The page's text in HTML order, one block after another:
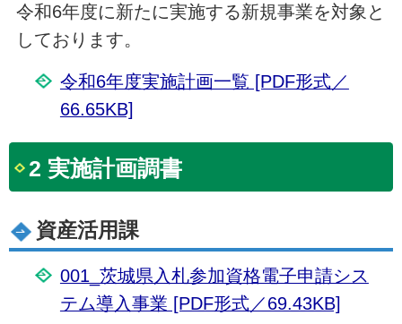
令和6年度に新たに実施する新規事業を対象と
しております。
令和6年度実施計画一覧 [PDF形式／
66.65KB]
2 実施計画調書
資産活用課
001_茨城県入札参加資格電子申請シス
テム導入事業 [PDF形式／69.43KB]